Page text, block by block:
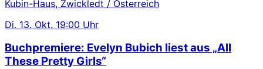
Kubin-Haus, Zwickledt / Österreich
Di. 13. Okt. 19:00 Uhr
Buchpremiere: Evelyn Bubich liest aus „All
These Pretty Girls“